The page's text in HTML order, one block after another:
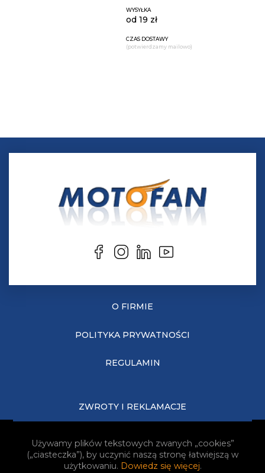
WYSYŁKA
od 19 zł
CZAS DOSTAWY
(potwierdzamy mailowo)
O FIRMIE
POLITYKA PRYWATNOŚCI
REGULAMIN
ZWROTY I REKLAMACJE
JAK KUPOWAĆ?
Używamy plików tekstowych zwanych „cookies”
(„ciasteczka”), by uczynić naszą stronę łatwiejszą w
użytkowaniu. Dowiedz się więcej.